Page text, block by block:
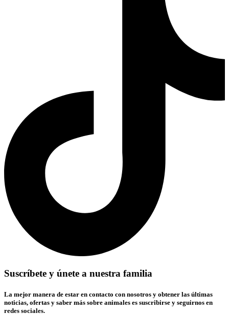
Suscríbete y únete a nuestra familia
La mejor manera de estar en contacto con nosotros y obtener las últimas
noticias, ofertas y saber más sobre animales es suscribirse y seguirnos en
redes sociales.